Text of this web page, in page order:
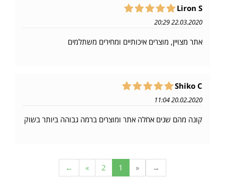
Liron S
22.03.2020 20:29
אתר מצויין, מוצרים איכותיים ומחירים משתלמים
Shiko C
20.02.2020 11:04
קונה מהם שנים אחלה אתר ומוצרים ברמה גבוהה ביותר בשוק
→
«
1
2
»
←